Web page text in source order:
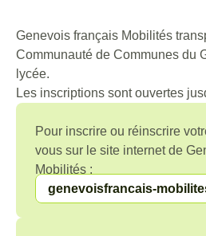
Genevois français Mobilités
Communauté de Communes du
lycée.
Les inscriptions sont ouvertes
Pour inscrire ou réinscrire
vous sur le site internet de
Mobilités :
genevoisfrancais-